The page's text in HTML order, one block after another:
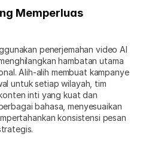
Memperluas
penerjemahan video AI
hambatan utama
Alih-alih membuat kampanye
untuk setiap wilayah, tim
inti yang kuat dan
bahasa, menyesuaikan
konsistensi pesan